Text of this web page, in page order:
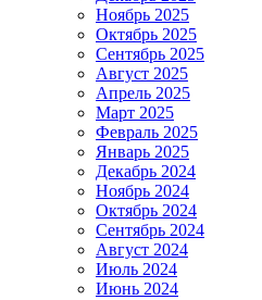
Ноябрь 2025
Октябрь 2025
Сентябрь 2025
Август 2025
Апрель 2025
Март 2025
Февраль 2025
Январь 2025
Декабрь 2024
Ноябрь 2024
Октябрь 2024
Сентябрь 2024
Август 2024
Июль 2024
Июнь 2024